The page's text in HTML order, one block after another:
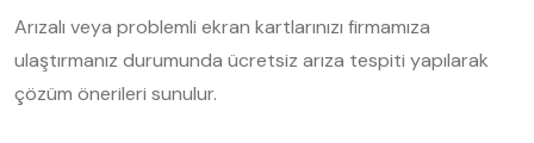
Arızalı veya problemli ekran kartlarınızı firmamıza
ulaştırmanız durumunda ücretsiz arıza tespiti yapılarak
çözüm önerileri sunulur.